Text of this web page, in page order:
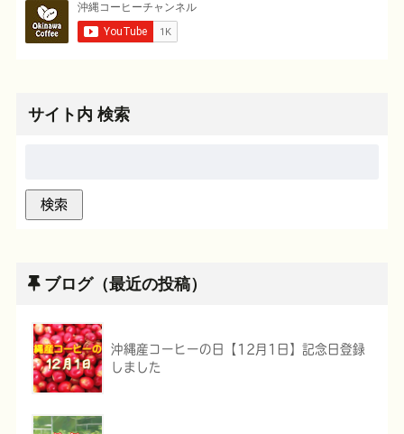
サイト内 検索
ブログ（最近の投稿）
沖縄産コーヒーの日【12月1日】記念日登録
しました